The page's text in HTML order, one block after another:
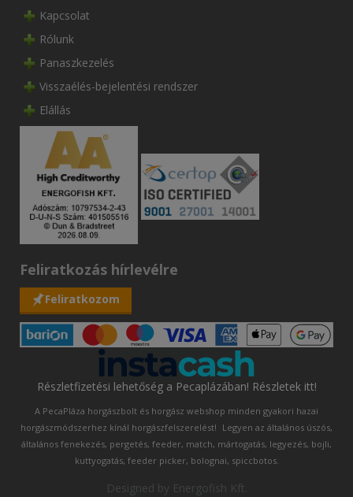
Kapcsolat
Rólunk
Panaszkezelés
Visszaélés-bejelentési rendszer
Elállás
Feliratkozás hírlevélre
Feliratkozom
Részletfizetési lehetőség a Pecaplázában! Részletek itt!
A PecaPláza horgászbolt és horgász webshop minden gyakori hazai
horgászmódszerhez kínál horgászfelszerelést! Legyen az általános úszós,
általános fenekezés, pergetés, feeder, match, mártogatás, legyezés, bojli,
kuttyogatás, feeder picker, bolognai, spiccbotos.
Designed by Energofish Kft